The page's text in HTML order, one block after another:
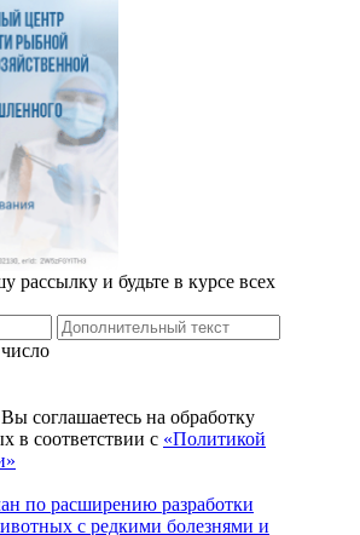
рассылку и будьте в курсе всех
соглашаетесь на обработку
в соответствии с «Политикой
по расширению разработки
с редкими болезнями и